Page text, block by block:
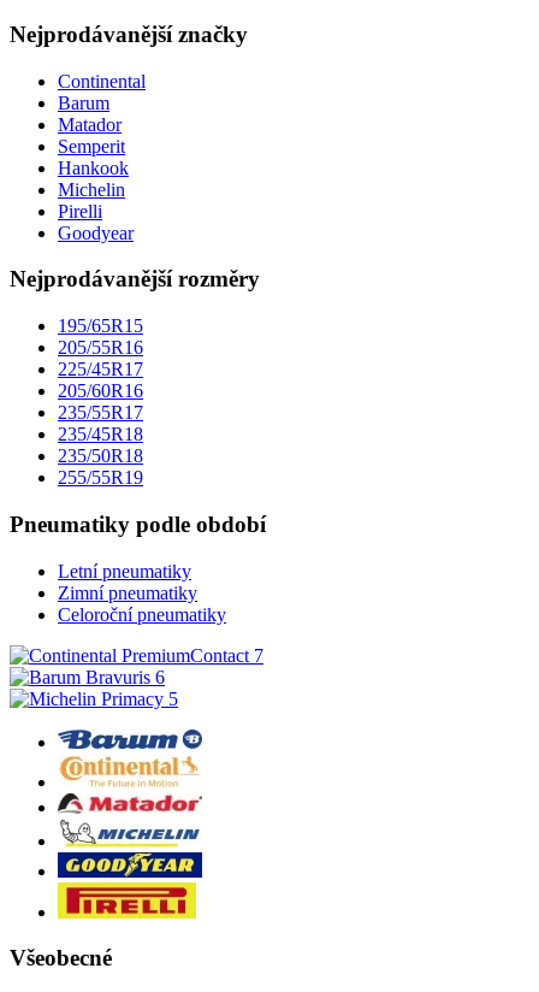
Nejprodávanější značky
Continental
Barum
Matador
Semperit
Hankook
Michelin
Pirelli
Goodyear
Nejprodávanější rozměry
195/65R15
205/55R16
225/45R17
205/60R16
235/55R17
235/45R18
235/50R18
255/55R19
Pneumatiky podle období
Letní pneumatiky
Zimní pneumatiky
Celoroční pneumatiky
Všeobecné